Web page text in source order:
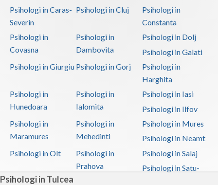
Psihologi in Tulcea
Psihologi in Caras-
Severin
Psihologi in Cluj
Psihologi in
Constanta
Psihologi in
Covasna
Psihologi in
Dambovita
Psihologi in Dolj
Psihologi in Galati
Psihologi in Giurgiu Psihologi in Gorj
Psihologi in
Harghita
Psihologi in
Hunedoara
Psihologi in
Ialomita
Psihologi in Iasi
Psihologi in Ilfov
Psihologi in
Maramures
Psihologi in
Mehedinti
Psihologi in Mures
Psihologi in Neamt
Psihologi in Olt
Psihologi in
Prahova
Psihologi in Salaj
Psihologi in Satu-